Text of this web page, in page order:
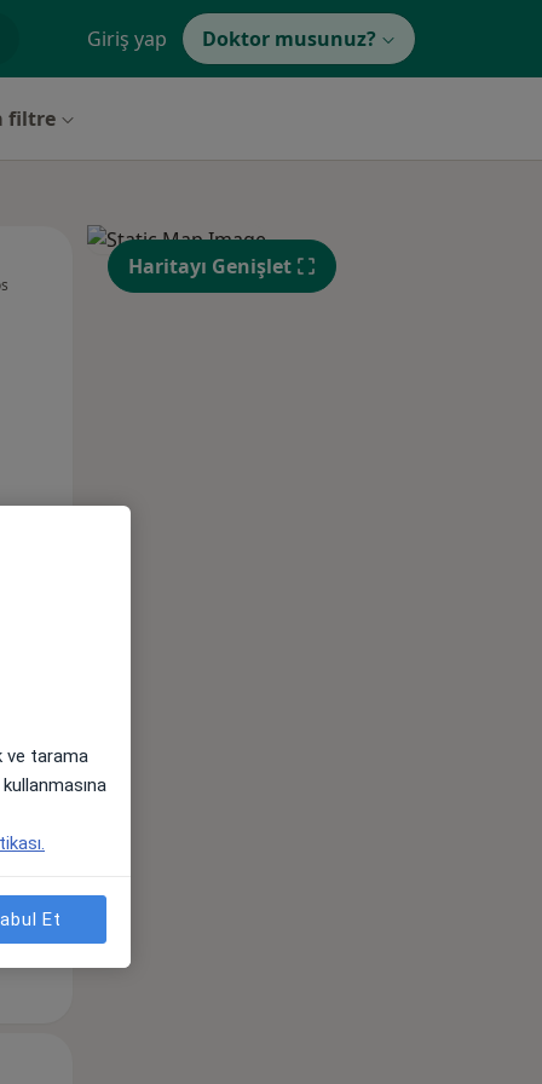
Giriş yap Doktor musunuz?
filtre
12 Ağustos
Per,
13 Ağustos
Cum,
14 Ağustos
Haritayı Genişlet
ve tarama
Et